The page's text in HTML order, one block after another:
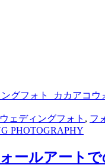
ウェディングフォト , フ
PHOTOGRAPHY
ールアート